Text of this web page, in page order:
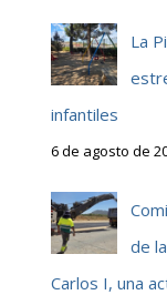
La
infantiles
6 de agosto de
de
Carlos I, una